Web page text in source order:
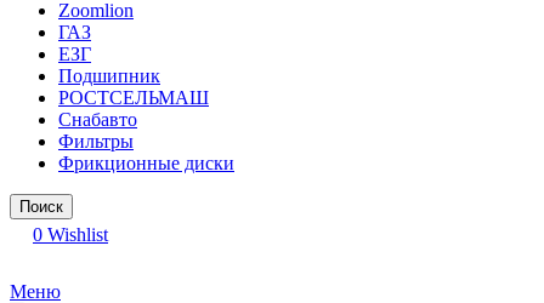
Zoomlion
ГАЗ
ЕЗГ
Подшипник
РОСТСЕЛЬМАШ
Снабавто
Фильтры
Фрикционные диски
Поиск
0 Wishlist
Меню